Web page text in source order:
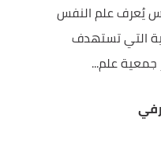
يُعرف علم النفس
التي تستهدف
جمعية علم...